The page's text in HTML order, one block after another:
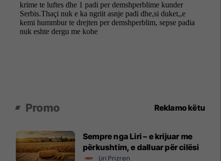
Promo Reklamo këtu
Sempre nga Liri – e krijuar me
përkushtim, e dalluar për cilësi
Liri Prizren